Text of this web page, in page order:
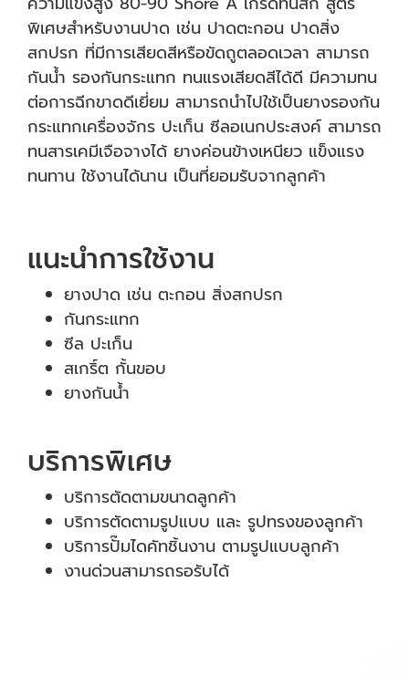
พิเศษสำหรับงานปาด เช่น ปาดตะกอน ปาดสิ่ง
สกปรก ที่มีการเสียดสีหรือขัดถูตลอดเวลา สามารถ
กันน้ำ รองกันกระแทก ทนแรงเสียดสีได้ดี มีความทน
ต่อการฉีกขาดดีเยี่ยม สามารถนำไปใช้เป็นยางรองกัน
กระแทกเครื่องจักร ปะเก็น ซีลอเนกประสงค์ สามารถ
ทนสารเคมีเจือจางได้ ยางค่อนข้างเหนียว แข็งแรง
ทนทาน ใช้งานได้นาน เป็นที่ยอมรับจากลูกค้า
แนะนำการใช้งาน
ยางปาด เช่น ตะกอน สิ่งสกปรก
กันกระแทก
ซีล ปะเก็น
สเกริ์ต กั้นขอบ
ยางกันน้ำ
บริการพิเศษ
บริการตัดตามขนาดลูกค้า
บริการตัดตามรูปแบบ และ รูปทรงของลูกค้า
บริการปั๊มไดคัทชิ้นงาน ตามรูปแบบลูกค้า
งานด่วนสามารถรอรับได้